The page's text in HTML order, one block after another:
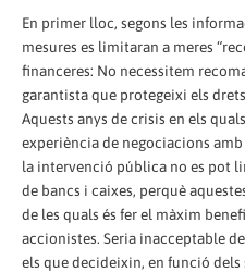
En primer lloc, segons les
mesures es limitaran a meres
financeres: No necessitem
garantista que protegeixi els
Aquests anys de crisis en els
experiència de negociacions
la intervenció pública no es pot
de bancs i caixes, perquè
de les quals és fer el màxim
accionistes. Seria inacceptable
els que decideixin, en funció dels